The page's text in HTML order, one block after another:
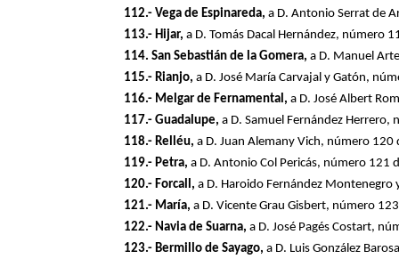
112.- Vega de Espinareda,a D. Antonio Serrat de
113.- Hijar, a D. Tomás Dacal Hernández, número
114. San Sebastián de la Gomera, a D. Manuel
115.- Rianjo,a D. José María Carvajal y Gatón,
116.- Melgar de Fernamental,a D. José Albert
117.- Guadalupe,a D. Samuel Fernández
118.- Relléu,a D. Juan Alemany Vich, número
119.- Petra,a D. Antonio Col Pericás, número
120.- Forcall,a D. Haroido Fernández
121.- María,a D. Vicente Grau Gisbert, número
122.- Navia de Suarna, a D. José Pagés Costart,
123.- Bermillo de Sayago,a D. Luis González